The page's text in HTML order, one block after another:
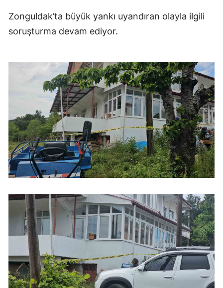
Zonguldak’ta büyük yankı uyandıran olayla ilgili
soruşturma devam ediyor.